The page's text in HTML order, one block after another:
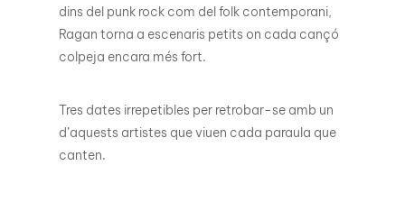
dins del punk rock com del folk contemporani,
Ragan torna a escenaris petits on cada cançó
colpeja encara més fort.
Tres dates irrepetibles per retrobar-se amb un
d’aquests artistes que viuen cada paraula que
canten.